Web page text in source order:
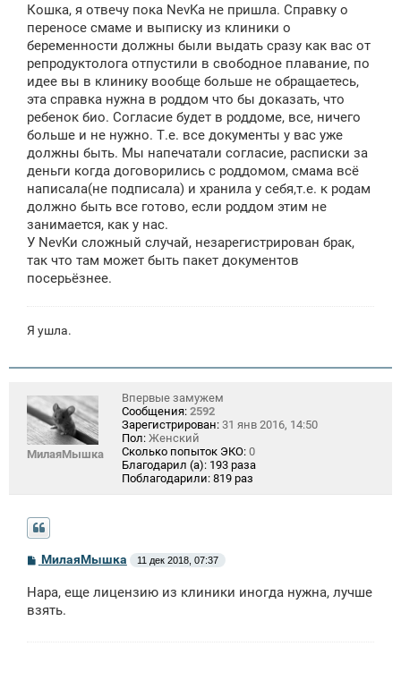
Кошка, я отвечу пока NevKa не пришла. Справку о
переносе смаме и выписку из клиники о
беременности должны были выдать сразу как вас от
репродуктолога отпустили в свободное плавание, по
идее вы в клинику вообще больше не обращаетесь,
эта справка нужна в роддом что бы доказать, что
ребенок био. Согласие будет в роддоме, все, ничего
больше и не нужно. Т.е. все документы у вас уже
должны быть. Мы напечатали согласие, расписки за
деньги когда договорились с роддомом, смама всё
написала(не подписала) и хранила у себя,т.е. к родам
должно быть все готово, если роддом этим не
занимается, как у нас.
У NevKи сложный случай, незарегистрирован брак,
так что там может быть пакет документов
посерьёзнее.
Я ушла.
МилаяМышка
Впервые замужем
Сообщения: 2592
Зарегистрирован: 31 янв 2016, 14:50
Пол: Женский
Сколько попыток ЭКО: 0
Благодарил (а): 193 раза
Поблагодарили: 819 раз
С
б
щ
МилаяМышка 11 дек 2018, 07:37
Нара, еще лицензию из клиники иногда нужна, лучше
взять.